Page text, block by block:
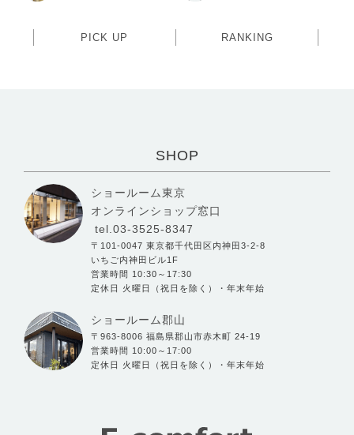
PICK UP RANKING
SHOP
ショールーム東京
オンラインショップ窓口
tel.03-3525-8347
〒101-0047 東京都千代田区内神田3-2-8
いちご内神田ビル1F
営業時間 10:30～17:30
定休日 火曜日（祝日を除く）・年末年始
ショールーム郡山
〒963-8006 福島県郡山市赤木町 24-19
営業時間 10:00～17:00
定休日 火曜日（祝日を除く）・年末年始